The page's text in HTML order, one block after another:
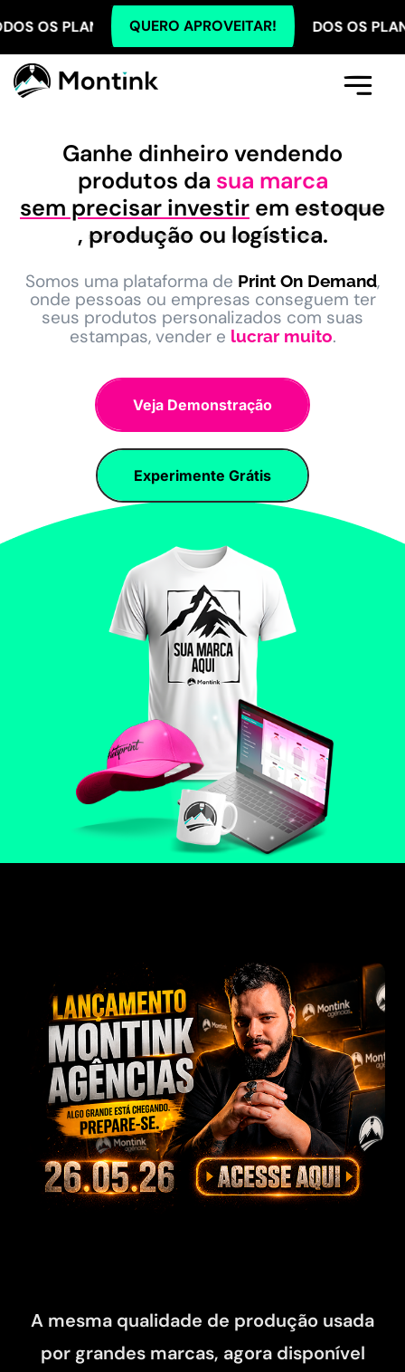
QUERO APROVEITAR!
COM 5% OFF NO PIX! TODOS OS PLANOS
Ganhe dinheiro vendendo
produtos da sua marca
sem precisar investir em estoque
, produçãoou logística.
Somos uma plataforma de Print On Demand,
onde pessoas ou empresas conseguem ter
seus produtos personalizados com suas
estampas, vender e lucrar muito.
Veja Demonstração
Experimente Grátis
A mesma qualidade de produção usada
por grandes marcas, agora disponível